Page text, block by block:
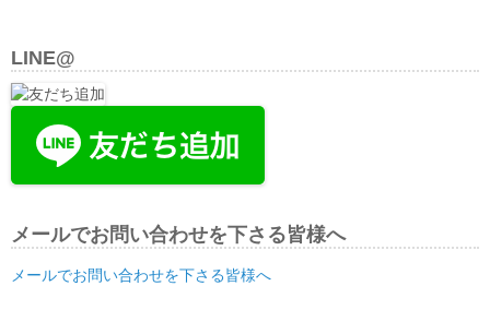
LINE@
メールでお問い合わせを下さる皆様へ
メールでお問い合わせを下さる皆様へ